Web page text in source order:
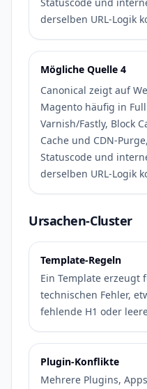
derselben URL-Logik
Mögliche Quelle 4
Canonical zeigt auf
Magento häufig in Full
Varnish/Fastly, Block
Cache und CDN-
Statuscode und
derselben URL-Logik
Ursachen-Cluster
Template-Regeln
Ein Template erzeugt
technischen Fehler,
fehlende H1 oder
Plugin-Konflikte
Mehrere Plugins,